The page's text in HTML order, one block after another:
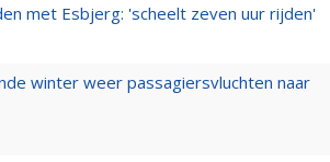
met Esbjerg: 'scheelt zeven uur rijden'
winter weer passagiersvluchten naar